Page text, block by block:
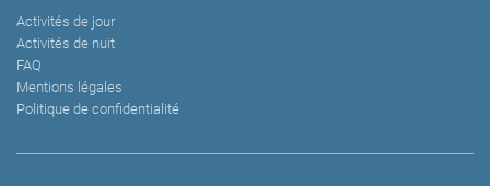
Activités de jour
Activités de nuit
FAQ
Mentions légales
Politique de confidentialité